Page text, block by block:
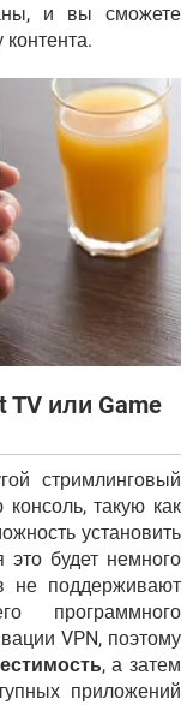
и вы сможете
контента.
TV или Game
стримлинговый
такую ​​как
установить
это будет немного
не поддерживают
программного
VPN, поэтому
, а затем
приложений